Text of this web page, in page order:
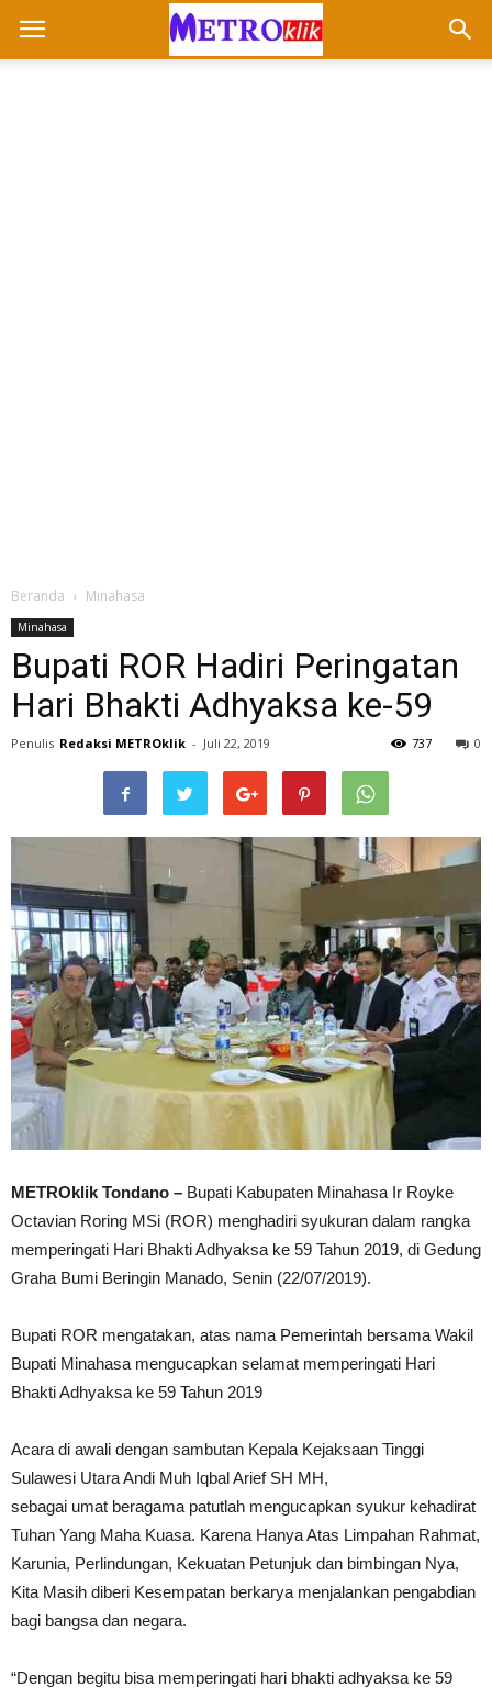
Beranda Minahasa
Minahasa
Bupati ROR Hadiri Peringatan
Hari Bhakti Adhyaksa ke-59
Penulis Redaksi METROklik - Juli 22, 2019 0
737
METROklik Tondano – Bupati Kabupaten Minahasa Ir Royke
Octavian Roring MSi (ROR) menghadiri syukuran dalam rangka
memperingati Hari Bhakti Adhyaksa ke 59 Tahun 2019, di Gedung
Graha Bumi Beringin Manado, Senin (22/07/2019).
Bupati ROR mengatakan, atas nama Pemerintah bersama Wakil
Bupati Minahasa mengucapkan selamat memperingati Hari
Bhakti Adhyaksa ke 59 Tahun 2019
Acara di awali dengan sambutan Kepala Kejaksaan Tinggi
Sulawesi Utara Andi Muh Iqbal Arief SH MH,
sebagai umat beragama patutlah mengucapkan syukur kehadirat
Tuhan Yang Maha Kuasa. Karena Hanya Atas Limpahan Rahmat,
Karunia, Perlindungan, Kekuatan Petunjuk dan bimbingan Nya,
Kita Masih diberi Kesempatan berkarya menjalankan pengabdian
bagi bangsa dan negara.
“Dengan begitu bisa memperingati hari bhakti adhyaksa ke 59